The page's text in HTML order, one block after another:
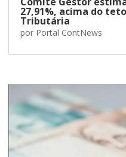
27,91%, acima do
Tributária
por Portal ContNews